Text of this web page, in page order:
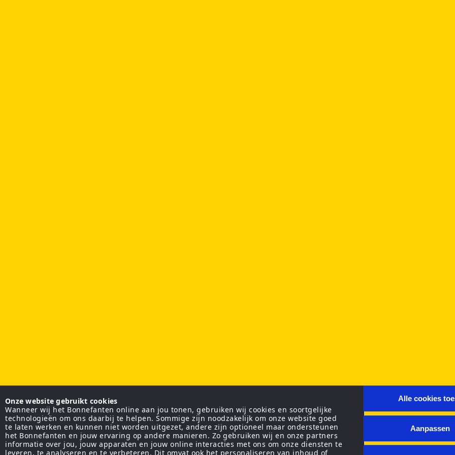
Onze website gebruikt cookies
Wanneer wij het Bonnefanten online aan jou tonen, gebruiken wij cookies en soortgelijke
technologieën om ons daarbij te helpen. Sommige zijn noodzakelijk om onze website goed
te laten werken en kunnen niet worden uitgezet, andere zijn optioneel maar ondersteunen
het Bonnefanten en jouw ervaring op andere manieren. Zo gebruiken wij en onze partners
informatie over jou, jouw apparaten en jouw online interacties met ons om onze diensten te
leveren, te analyseren en te verbeteren. Dit omvat ook het personaliseren van inhoud of
Alle cookies
Aanpassen